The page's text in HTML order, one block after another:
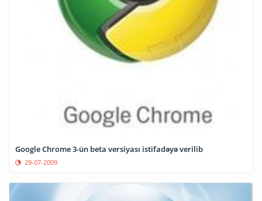
Google Chrome 3-ün beta versiyası istifadəyə verilib
29-07-2009